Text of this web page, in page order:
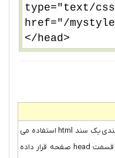
type="text/
href="/
</head>
برای تعریف اطلاعات طرح بندی یک سند html استفاده می
شود. تگ <style> باید در قسمت head صفحه قرار داده